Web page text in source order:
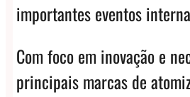
importantes eventos
Com foco em inovação e
principais marcas de